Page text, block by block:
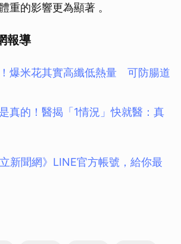
重的影響更為顯著 。
報導
爆米花其實高纖低熱量 可防腸道
真的！醫揭「1情況」快就醫：真
新聞網》LINE官方帳號，給你最